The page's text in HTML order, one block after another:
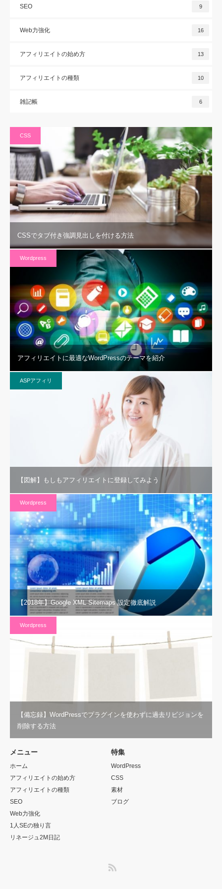
SEO 9
Web力強化 16
アフィリエイトの始め方 13
アフィリエイトの種類 10
雑記帳 6
CSS
CSSでタブ付き強調見出しを付ける方法
Wordpress
アフィリエイトに最適なWordPressのテーマを紹介
ASPアフィリ
【図解】もしもアフィリエイトに登録してみよう
Wordpress
【2018年】Google XML Sitemaps 設定徹底解説
Wordpress
【備忘録】WordPressでプラグインを使わずに過去リビジョンを
削除する方法
メニュー
ホーム
アフィリエイトの始め方
アフィリエイトの種類
SEO
Web力強化
1人SEの独り言
リネージュ2M日記
特集
WordPress
CSS
素材
ブログ